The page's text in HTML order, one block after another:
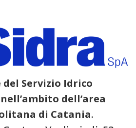
del Servizio Idrico
nell’ambito dell’area
di Catania.